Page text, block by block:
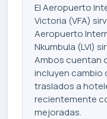
El Aeropuerto
Victoria (VFA)
Aeropuerto
Nkumbula (LVI)
Ambos cuentan
incluyen cambio
traslados a
recientemente
mejoradas.